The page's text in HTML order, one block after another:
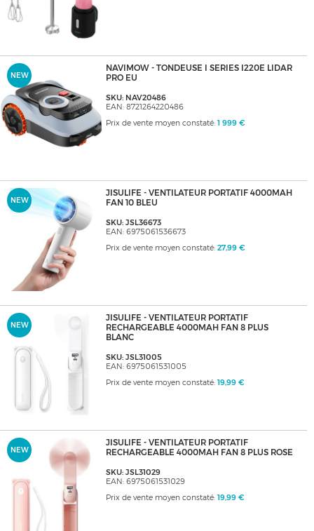
NEW
NAVIMOW - TONDEUSE I SERIES I220E LIDAR
PRO EU
SKU: NAV20486
EAN: 8721264220486
Prix de vente moyen constaté: 1 999 €
NEW
JISULIFE - VENTILATEUR PORTATIF 4000MAH
FAN 10 BLEU
SKU: JSL36673
EAN: 6975061536673
Prix de vente moyen constaté: 27,99 €
NEW
JISULIFE - VENTILATEUR PORTATIF
RECHARGEABLE 4000MAH FAN 8 PLUS
BLANC
SKU: JSL31005
EAN: 6975061531005
Prix de vente moyen constaté: 19,99 €
NEW
JISULIFE - VENTILATEUR PORTATIF
RECHARGEABLE 4000MAH FAN 8 PLUS ROSE
SKU: JSL31029
EAN: 6975061531029
Prix de vente moyen constaté: 19,99 €